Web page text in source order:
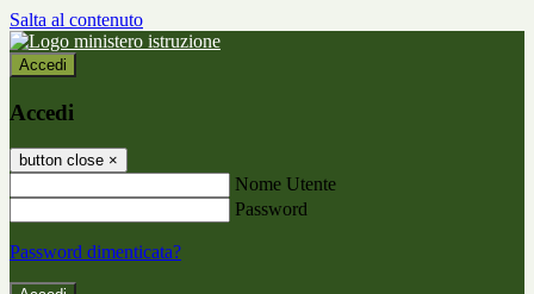
Salta al contenuto
Accedi
Accedi
button close ×
Nome Utente
Password
Password dimenticata?